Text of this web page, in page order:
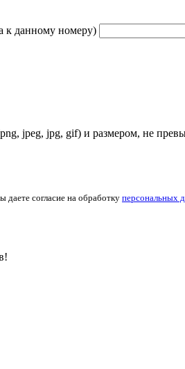
к данному номеру)
jpeg, jpg, gif) и размером, не
согласие на обработку персональных